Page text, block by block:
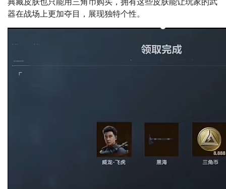
器在战场上更加夺目，展现独特个性。